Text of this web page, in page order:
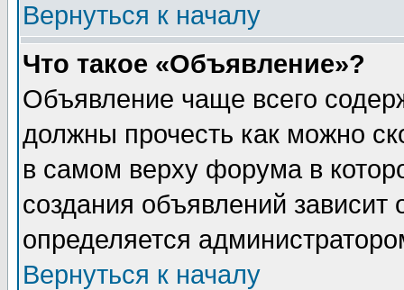
Вернуться к началу
Что такое «Объявление»?
Объявление чаще всего
должны прочесть как можно
в самом верху форума в
создания объявлений зависит
определяется
Вернуться к началу